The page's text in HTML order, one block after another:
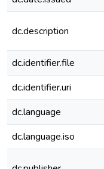
dc.description
dc.identifier.file
dc.identifier.uri
dc.language
dc.language.iso